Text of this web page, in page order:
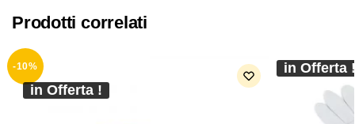
Prodotti correlati
-10%
in Offerta !
in Offerta !